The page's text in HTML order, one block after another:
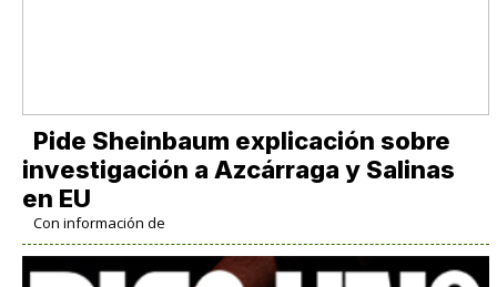
Pide Sheinbaum explicación sobre
investigación a Azcárraga y Salinas
en EU
Con información de